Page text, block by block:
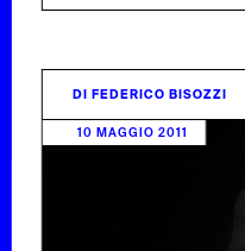
DI FEDERICO BISOZZI
10 MAGGIO 2011